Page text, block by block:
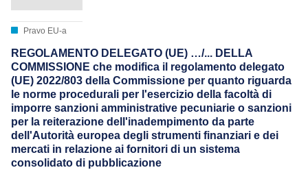
Pravo EU-a
REGOLAMENTO DELEGATO (UE) …/... DELLA
COMMISSIONE che modifica il regolamento delegato
(UE) 2022/803 della Commissione per quanto riguarda
le norme procedurali per l'esercizio della facoltà di
imporre sanzioni amministrative pecuniarie o sanzioni
per la reiterazione dell'inadempimento da parte
dell'Autorità europea degli strumenti finanziari e dei
mercati in relazione ai fornitori di un sistema
consolidato di pubblicazione